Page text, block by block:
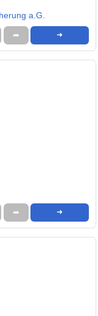
a.G.
➦ ➜
➦ ➜